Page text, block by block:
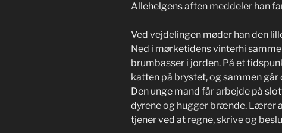
Allehelgens aften meddeler han
Ved vejdelingen møder han den
Ned i mørketidens vinterhi
brumbasser i jorden. På et
katten på brystet, og sammen
Den unge mand får arbejde på
dyrene og hugger brænde. Lærer
tjener ved at regne, skrive og